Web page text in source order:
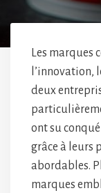
Les marques
l’innovation,
deux
ont su
grâce à leurs
abordables.
marques